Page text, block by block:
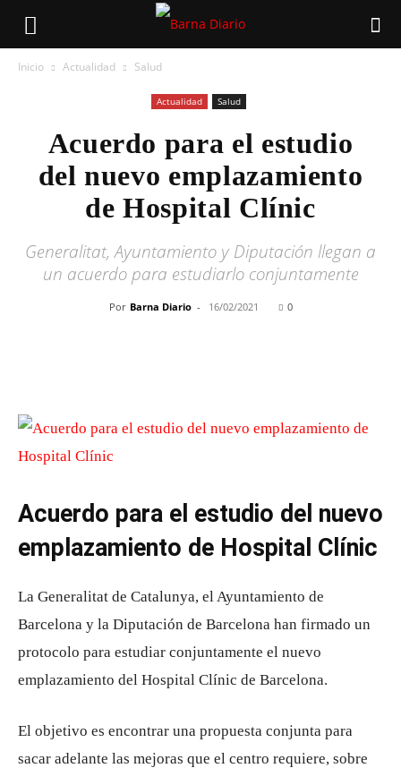
Inicio Actualidad Salud
Actualidad Salud
Acuerdo para el estudio
del nuevo emplazamiento
de Hospital Clínic
Generalitat, Ayuntamiento y Diputación llegan a
un acuerdo para estudiarlo conjuntamente
Por Barna Diario - 16/02/2021 0
Acuerdo para el estudio del nuevo
emplazamiento de Hospital Clínic
La Generalitat de Catalunya, el Ayuntamiento de
Barcelona y la Diputación de Barcelona han firmado un
protocolo para estudiar conjuntamente el nuevo
emplazamiento del Hospital Clínic de Barcelona.
El objetivo es encontrar una propuesta conjunta para
sacar adelante las mejoras que el centro requiere, sobre